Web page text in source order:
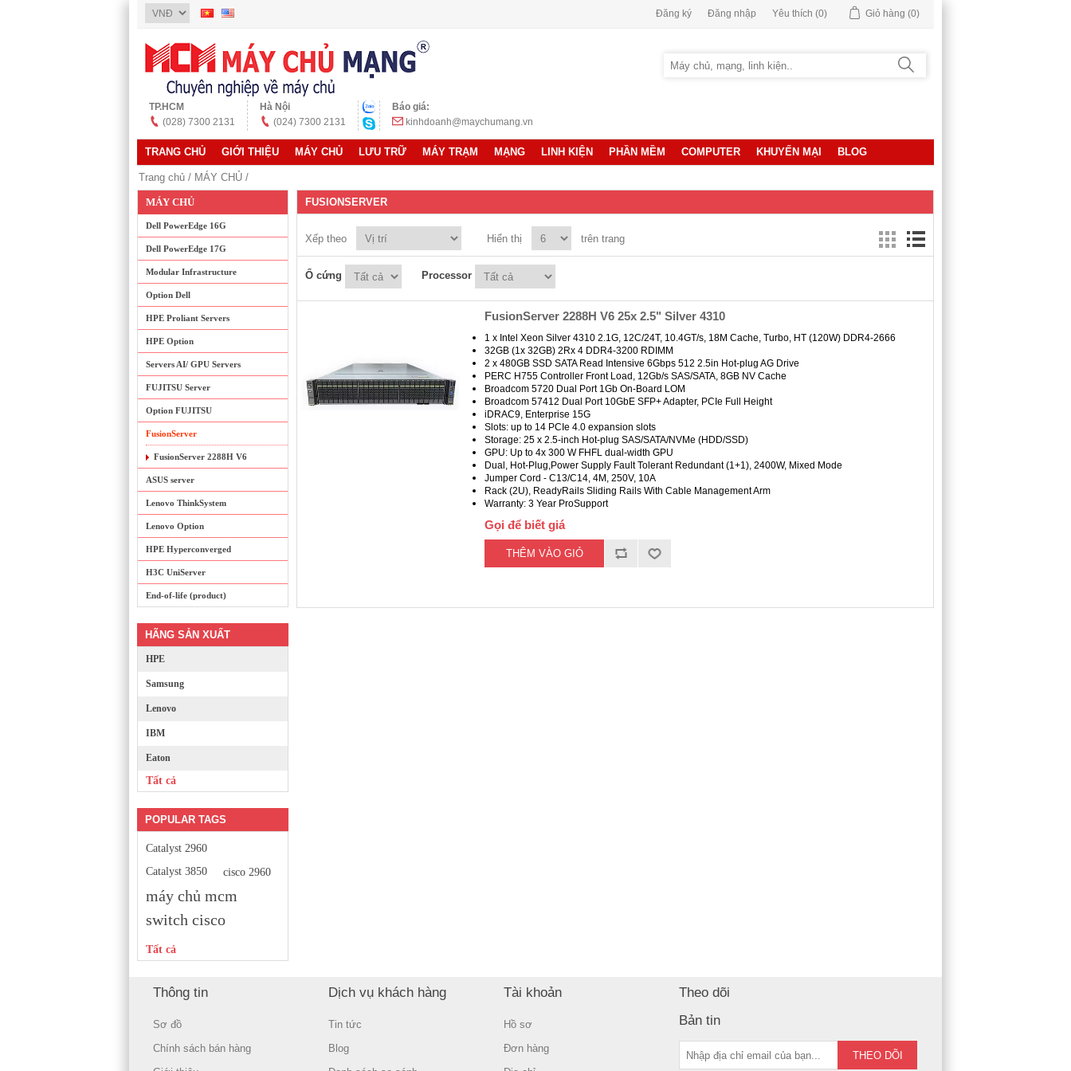
Đăng ký Đăng nhập Yêu thích (0) Giỏ hàng (0)
TP.HCM
(028) 7300 2131
Hà Nội
(024) 7300 2131
Báo giá:
kinhdoanh@maychumang.vn
TRANG CHỦ GIỚI THIỆU MÁY CHỦ LƯU TRỮ MÁY TRẠM MẠNG LINH KIỆN PHẦN MỀM COMPUTER KHUYẾN MẠI BLOG
Trang chủ / MÁY CHỦ /
MÁY CHỦ
Dell PowerEdge 16G
Dell PowerEdge 17G
Modular Infrastructure
Option Dell
HPE Proliant Servers
HPE Option
Servers AI/ GPU Servers
FUJITSU Server
Option FUJITSU
FusionServer
FusionServer 2288H V6
ASUS server
Lenovo ThinkSystem
Lenovo Option
HPE Hyperconverged
H3C UniServer
End-of-life (product)
HÃNG SẢN XUẤT
HPE
Samsung
Lenovo
IBM
Eaton
Tất cả
POPULAR TAGS
Catalyst 2960
Catalyst 3850 cisco 2960
máy chủ mcm
switch cisco
Tất cả
FUSIONSERVER
Xếp theo Hiển thị trên trang
Ổ cứng Processor
FusionServer 2288H V6 25x 2.5" Silver 4310
1 x Intel Xeon Silver 4310 2.1G, 12C/24T, 10.4GT/s, 18M Cache, Turbo, HT (120W) DDR4-2666
32GB (1x 32GB) 2Rx 4 DDR4-3200 RDIMM
2 x 480GB SSD SATA Read Intensive 6Gbps 512 2.5in Hot-plug AG Drive
PERC H755 Controller Front Load, 12Gb/s SAS/SATA, 8GB NV Cache
Broadcom 5720 Dual Port 1Gb On-Board LOM
Broadcom 57412 Dual Port 10GbE SFP+ Adapter, PCIe Full Height
iDRAC9, Enterprise 15G
Slots: up to 14 PCIe 4.0 expansion slots
Storage: 25 x 2.5-inch Hot-plug SAS/SATA/NVMe (HDD/SSD)
GPU: Up to 4x 300 W FHFL dual-width GPU
Dual, Hot-Plug,Power Supply Fault Tolerant Redundant (1+1), 2400W, Mixed Mode
Jumper Cord - C13/C14, 4M, 250V, 10A
Rack (2U), ReadyRails Sliding Rails With Cable Management Arm
Warranty: 3 Year ProSupport
Gọi để biết giá
Thông tin
Sơ đồ
Chính sách bán hàng
Dịch vụ khách hàng
Tin tức
Blog
Tài khoản
Hồ sơ
Đơn hàng
Theo dõi
Bản tin